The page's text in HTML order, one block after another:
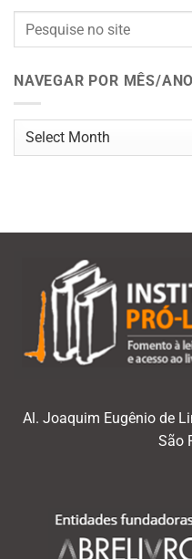
NAVEGAR POR MÊS/ANO
Navegar
Al. Joaquim Eugênio de
São